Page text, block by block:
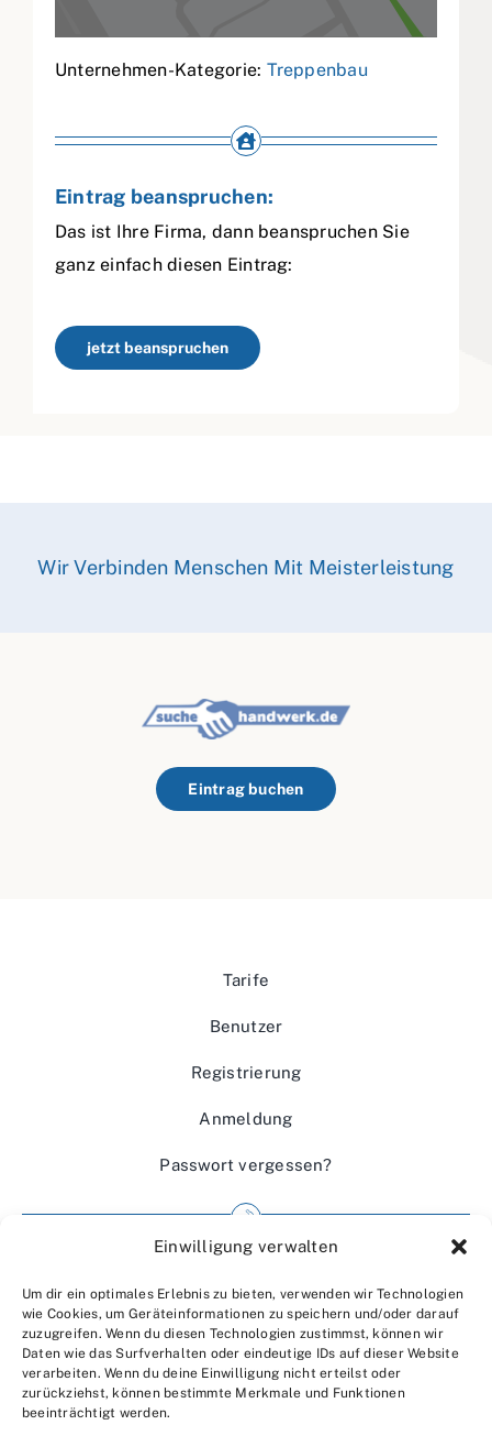
Einwilligung verwalten
Um dir ein optimales Erlebnis zu bieten, verwenden wir Technologien
wie Cookies, um Geräteinformationen zu speichern und/oder darauf
zuzugreifen. Wenn du diesen Technologien zustimmst, können wir
Daten wie das Surfverhalten oder eindeutige IDs auf dieser Website
verarbeiten. Wenn du deine Einwilligung nicht erteilst oder
zurückziehst, können bestimmte Merkmale und Funktionen
beeinträchtigt werden.
Unternehmen-Kategorie: Treppenbau
Eintrag beanspruchen:
Das ist Ihre Firma, dann beanspruchen Sie
ganz einfach diesen Eintrag:
jetzt beanspruchen
Wir Verbinden Menschen Mit Meisterleistung
Eintrag buchen
Tarife
Benutzer
Registrierung
Anmeldung
Passwort vergessen?
Wir über uns
Kontakt
Datenschutzerklärung